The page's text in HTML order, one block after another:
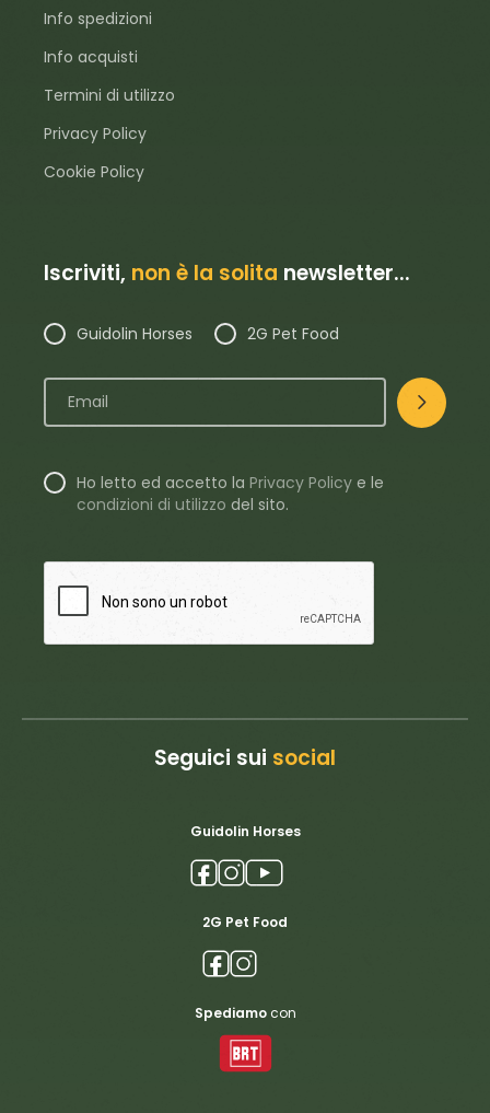
Info spedizioni
Info acquisti
Termini di utilizzo
Privacy Policy
Cookie Policy
Iscriviti, non è la solita newsletter...
Guidolin Horses 2G Pet Food
Ho letto ed accetto laPrivacy Policy e le
condizioni di utilizzo del sito.
Seguici sui social
Guidolin Horses
2G Pet Food
Spediamo con